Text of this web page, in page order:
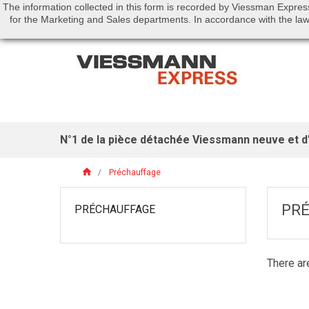
Call us:01 46 01 51 53
N°1 de la pièce détachée Viessmann neuve et
home Préchauffage
PRÉCHAUFFAGE
There
The information collected in this form is recorded by Viessman
for the Marketing and Sales departments. In accordance with the